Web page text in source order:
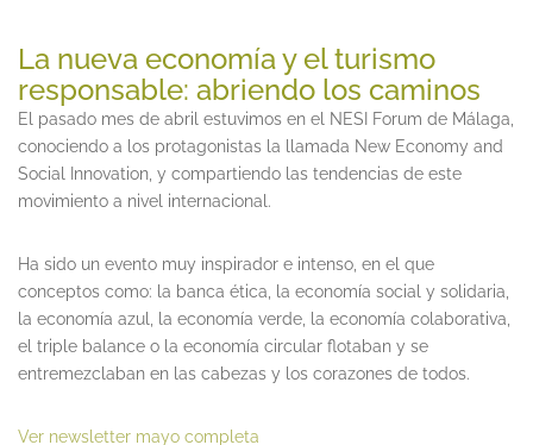
La nueva economía y el turismo
responsable: abriendo los caminos
El pasado mes de abril estuvimos en el NESI Forum de Málaga,
conociendo a los protagonistas la llamada New Economy and
Social Innovation, ‎y compartiendo las tendencias de este
movimiento a nivel internacional.
Ha sido un evento muy inspirador e intenso, en el que
conceptos como: la banca ética, la economía social y solidaria,
la economía azul, la economía verde, la economía colaborativa,
el triple balance o la economía circular flotaban y se
entremezclaban en las cabezas y los corazones de todos.
Ver newsletter mayo completa